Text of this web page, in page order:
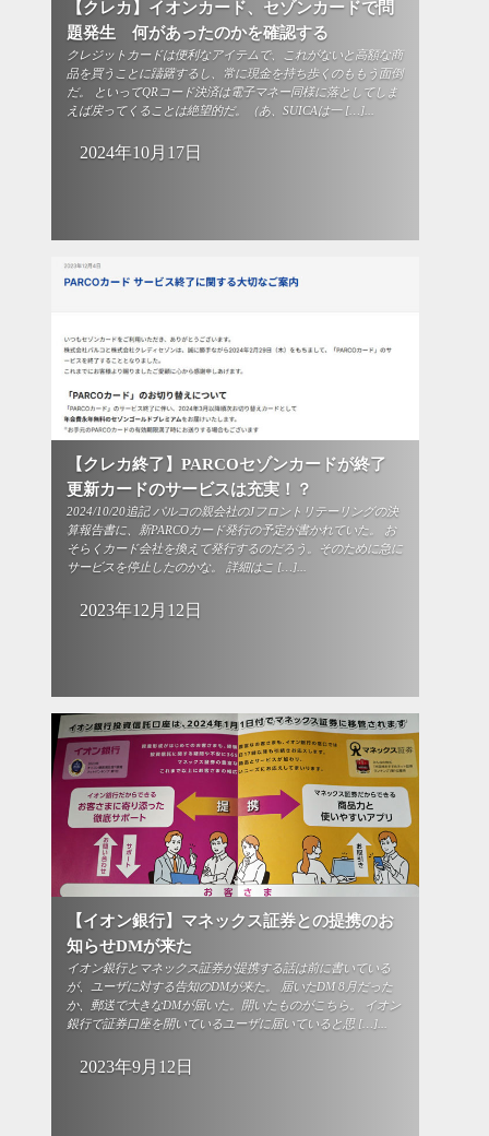
【クレカ】イオンカード、セゾンカードで問
題発生 何があったのかを確認する
クレジットカードは便利なアイテムで、これがないと高額な商
品を買うことに躊躇するし、常に現金を持ち歩くのももう面倒
だ。 といってQRコード決済は電子マネー同様に落としてしま
えば戻ってくることは絶望的だ。（あ、SUICAは一 […]...
2024年10月17日
【クレカ終了】PARCOセゾンカードが終了
更新カードのサービスは充実！？
2024/10/20追記 パルコの親会社のJフロントリテーリングの決
算報告書に、新PARCOカード発行の予定が書かれていた。 お
そらくカード会社を換えて発行するのだろう。そのために急に
サービスを停止したのかな。 詳細はこ […]...
2023年12月12日
【イオン銀行】マネックス証券との提携のお
知らせDMが来た
イオン銀行とマネックス証券が提携する話は前に書いている
が、ユーザに対する告知のDMが来た。 届いたDM 8月だった
か、郵送で大きなDMが届いた。開いたものがこちら。 イオン
銀行で証券口座を開いているユーザに届いていると思 […]...
2023年9月12日